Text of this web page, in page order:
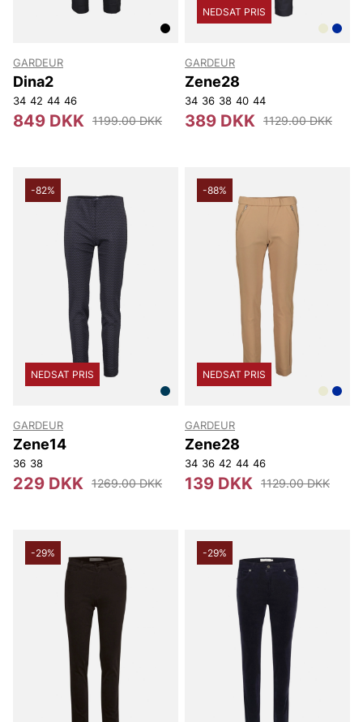
GARDEUR
Dina2
34 42 44 46
849 DKK 1199.00 DKK
NEDSAT PRIS
GARDEUR
Zene28
34 36 38 40 44
389 DKK 1129.00 DKK
-82%
NEDSAT PRIS
GARDEUR
Zene14
36 38
229 DKK 1269.00 DKK
-88%
NEDSAT PRIS
GARDEUR
Zene28
34 36 42 44 46
139 DKK 1129.00 DKK
-29% -29%